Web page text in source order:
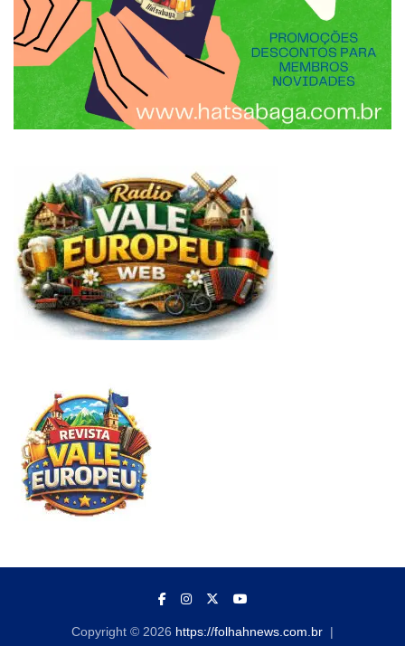
Copyright © 2026 https://folhahnews.com.br